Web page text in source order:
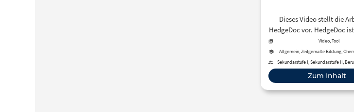
Dieses Video stellt die
HedgeDoc vor. HedgeDoc ist
zum kollaborativen
Dokumenten. Dies
einfach und leicht
Browser, sodass sich der
Einsatz in deinem
Video, Tool
Allgemein, Zeitgemäße Bildung,
Sekundarstufe I, Sekundarstufe II,
Zum Inhalt